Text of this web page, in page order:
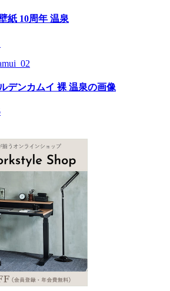
紙 10周年 温泉
デンカムイ 裸 温泉の画像